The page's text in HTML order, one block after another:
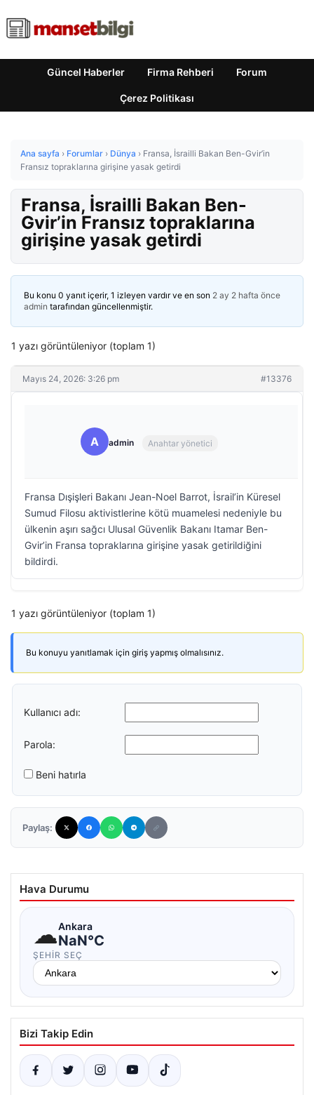
Güncel Haberler Firma Rehberi Forum
Çerez Politikası
Ana sayfa › Forumlar › Dünya › Fransa, İsrailli Bakan Ben-Gvir’in
Fransız topraklarına girişine yasak getirdi
Fransa, İsrailli Bakan Ben-
Gvir’in Fransız topraklarına
girişine yasak getirdi
Bu konu 0 yanıt içerir, 1 izleyen vardır ve en son 2 ay 2 hafta önce
admin tarafından güncellenmiştir.
1 yazı görüntüleniyor (toplam 1)
Mayıs 24, 2026: 3:26 pm #13376
A admin Anahtar yönetici
Fransa Dışişleri Bakanı Jean-Noel Barrot, İsrail’in Küresel
Sumud Filosu aktivistlerine kötü muamelesi nedeniyle bu
ülkenin aşırı sağcı Ulusal Güvenlik Bakanı Itamar Ben-
Gvir’in Fransa topraklarına girişine yasak getirildiğini
bildirdi.
1 yazı görüntüleniyor (toplam 1)
Bu konuyu yanıtlamak için giriş yapmış olmalısınız.
Kullanıcı adı:
Parola:
Beni hatırla
Paylaş:
Hava Durumu
☁Ankara
NaN°C
ŞEHIR SEÇ
Bizi Takip Edin